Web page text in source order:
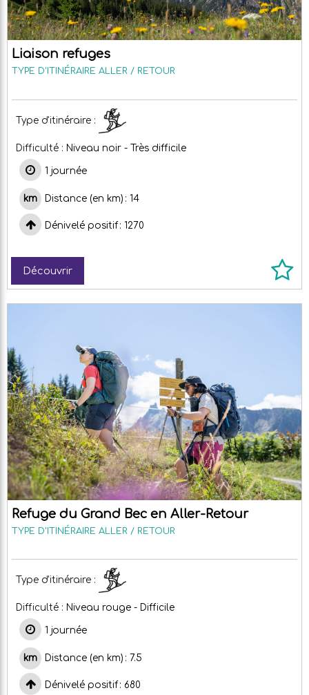
Liaison refuges
TYPE D'ITINÉRAIRE ALLER / RETOUR
Type d'itinéraire :
Difficulté : Niveau noir - Très difficile
1 journée
Distance (en km) 14
Dénivelé positif 1270
Découvrir
Refuge du Grand Bec en Aller-Retour
TYPE D'ITINÉRAIRE ALLER / RETOUR
Type d'itinéraire :
Difficulté : Niveau rouge - Difficile
1 journée
Distance (en km) 7.5
Dénivelé positif 680